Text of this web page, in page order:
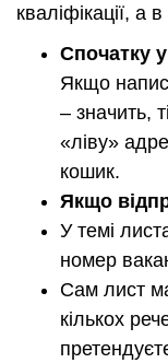
кваліфікації, а
Спочатку
Якщо
– значить,
«ліву»
кошик.
Якщо
У темі
номер
Сам лист
кількох